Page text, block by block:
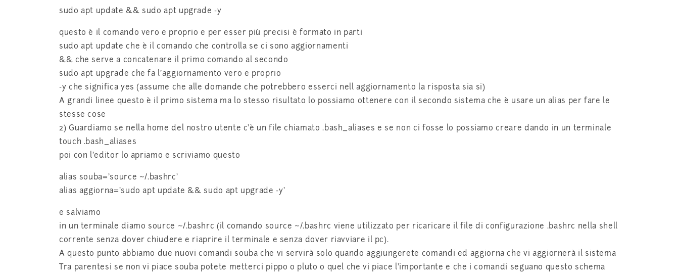
sudo apt update && sudo apt upgrade -y
questo è il comando vero e proprio e per esser più precisi è formato in parti
sudo apt update che è il comando che controlla se ci sono aggiornamenti
&& che serve a concatenare il primo comando al secondo
sudo apt upgrade che fa l’aggiornamento vero e proprio
-y che significa yes (assume che alle domande che potrebbero esserci nell aggiornamento la risposta sia si)
A grandi linee questo è il primo sistema ma lo stesso risultato lo possiamo ottenere con il secondo sistema che è usare un alias per fare le
stesse cose
2) Guardiamo se nella home del nostro utente c’è un file chiamato .bash_aliases e se non ci fosse lo possiamo creare dando in un terminale
touch .bash_aliases
poi con l’editor lo apriamo e scriviamo questo
alias souba=’source ~/.bashrc’
alias aggiorna=’sudo apt update && sudo apt upgrade -y’
e salviamo
in un terminale diamo source ~/.bashrc (il comando source ~/.bashrc viene utilizzato per ricaricare il file di configurazione .bashrc nella shell
corrente senza dover chiudere e riaprire il terminale e senza dover riavviare il pc).
A questo punto abbiamo due nuovi comandi souba che vi servirà solo quando aggiungerete comandi ed aggiorna che vi aggiornerà il sistema
Tra parentesi se non vi piace souba potete metterci pippo o pluto o quel che vi piace l’importante e che i comandi seguano questo schema